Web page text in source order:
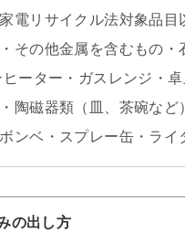
電リサイクル法対象品目
その他金属を含むもの・
ーター・ガスレンジ・卓
陶磁器類（皿、茶碗など
ンベ・スプレー缶・ライ
の出し方